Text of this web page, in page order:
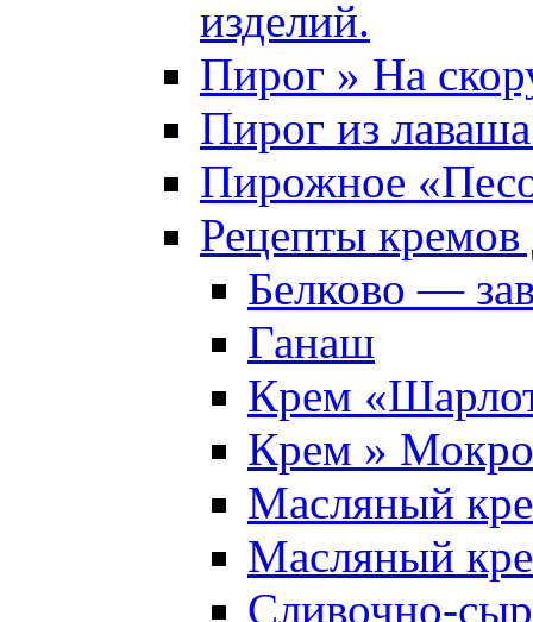
изделий.
Пирог » На
Пирог из
Пирожное
Рецепты
Белково —
Ганаш
Крем
Крем »
Масляный
Масляный
Сливочно-